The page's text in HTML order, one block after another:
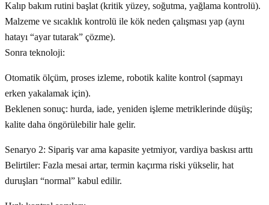
Kalıp bakım rutini başlat (kritik yüzey, soğutma, yağlama kontrolü).
Malzeme ve sıcaklık kontrolü ile kök neden çalışması yap (aynı
hatayı “ayar tutarak” çözme).
Sonra teknoloji:
Otomatik ölçüm, proses izleme, robotik kalite kontrol (sapmayı
erken yakalamak için).
Beklenen sonuç: hurda, iade, yeniden işleme metriklerinde düşüş;
kalite daha öngörülebilir hale gelir.
Senaryo 2: Sipariş var ama kapasite yetmiyor, vardiya baskısı arttı
Belirtiler: Fazla mesai artar, termin kaçırma riski yükselir, hat
duruşları “normal” kabul edilir.